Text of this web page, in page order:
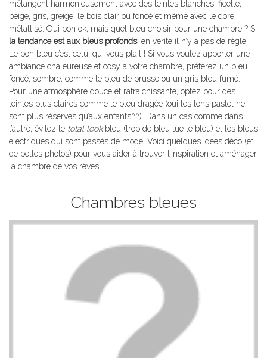
mélangent harmonieusement avec des teintes blanches, ficelle,
beige, gris, greige, le bois clair ou foncé et même avec le doré
métallisé. Oui bon ok, mais quel bleu choisir pour une chambre ? Si
la tendance est aux bleus profonds, en vérité il n’y a pas de règle.
Le bon bleu c’est celui qui vous plait ! Si vous voulez apporter une
ambiance chaleureuse et cosy à votre chambre, préférez un bleu
foncé, sombre, comme le bleu de prusse ou un gris bleu fumé.
Pour une atmosphère douce et rafraichissante, optez pour des
teintes plus claires comme le bleu dragée (oui les tons pastel ne
sont plus réservés qu’aux enfants^^). Dans un cas comme dans
l’autre, évitez le total lookbleu (trop de bleu tue le bleu) et les bleus
électriques qui sont passés de mode. Voici quelques idées déco (et
de belles photos) pour vous aider à trouver l’inspiration et aménager
la chambre de vos rêves.
Chambres bleues